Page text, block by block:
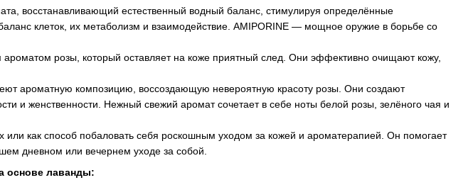
восстанавливающий естественный водный баланс, стимулируя определённые
клеток, их метаболизм и взаимодействие. AMIPORINE — мощное оружие в борьбе со
розы, который оставляет на коже приятный след. Они эффективно очищают кожу,
ароматную композицию, воссоздающую невероятную красоту розы. Они создают
и женственности. Нежный свежий аромат сочетает в себе ноты белой розы, зелёного чая и
или как способ побаловать себя роскошным уходом за кожей и ароматерапией. Он помогает
дневном или вечернем уходе за собой.
основе лаванды: